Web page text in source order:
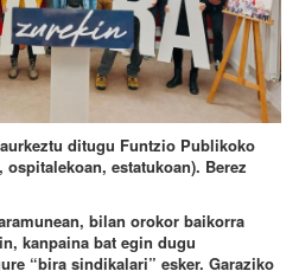
ditugu Funtzio Publikoko
estatukoan). Berez
bilan orokor baikorra
kanpaina bat egin dugu
“bira sindikalari” esker. Garaziko